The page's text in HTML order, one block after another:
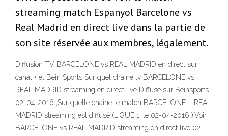
streaming match Espanyol Barcelone vs
Real Madrid en direct live dans la partie de
son site réservée aux membres, légalement.
Diffusion TV BARCELONE vs REAL MADRID en direct sur
canal + et Bein Sports Sur quel chaine tv BARCELONE vs
REAL MADRID streaming en direct live Diffusé sur Beinsports
02-04-2016 ,Sur quelle chaîne le match BARCELONE – REAL
MADRID streaming est diffusé (LIGUE 1, le 02-04-2016 ),Voir
BARCELONE vs REAL MADRID streaming en direct live 02-